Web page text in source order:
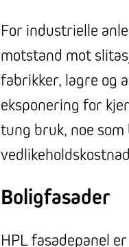
For industrielle
motstand mot
fabrikker, lagre og
eksponering for
tung bruk, noe
Boligfasader
HPL fasadepanel